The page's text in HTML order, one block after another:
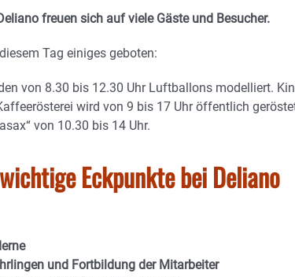
freuen sich auf viele Gäste und Besucher.
Tag einiges geboten:
von 8.30 bis 12.30 Uhr Luftballons modelliert.
wird von 9 bis 17 Uhr öffentlich
von 10.30 bis 14 Uhr.
Eckpunkte bei Deliano
und Fortbildung der Mitarbeiter